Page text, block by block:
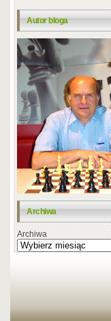
Autor bloga
Archiwa
Archiwa